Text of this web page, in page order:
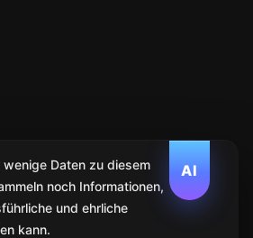
AI
Daten zu diesem
noch Informationen,
und ehrliche
kann.